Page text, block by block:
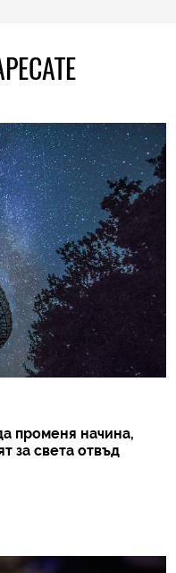
променя начина,
за света отвъд